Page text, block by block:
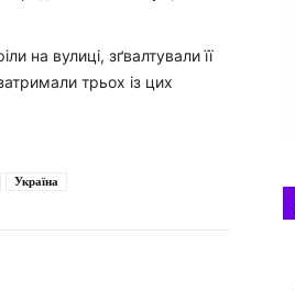
на вулиці, зґвалтували її
трьох із цих
Україна